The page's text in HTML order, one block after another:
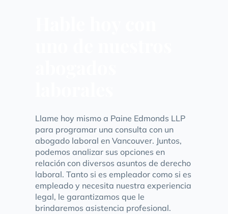
Llame hoy mismo a Paine Edmonds LLP
para programar una consulta con un
abogado laboral en Vancouver. Juntos,
podemos analizar sus opciones en
relación con diversos asuntos de derecho
laboral. Tanto si es empleador como si es
empleado y necesita nuestra experiencia
legal, le garantizamos que le
brindaremos asistencia profesional.